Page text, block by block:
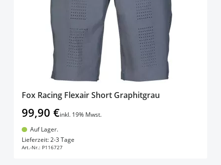
Fox Racing Flexair Short Graphitgrau
99,90 €inkl. 19% Mwst.
Auf Lager.
Lieferzeit: 2-3 Tage
Art.-Nr.: P116727